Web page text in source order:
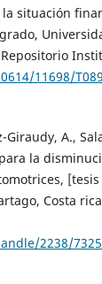
situación
11698/
A.,
la
Costa
2238/